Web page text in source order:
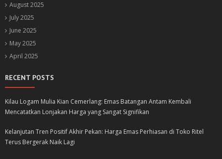
August 2025
July 2025
June 2025
May 2025
April 2025
RECENT POSTS
Kilau Logam Mulia Kian Cemerlang: Emas Batangan Antam Kembali
Mencatatkan Lonjakan Harga yang Sangat Signifikan
Kelanjutan Tren Positif Akhir Pekan: Harga Emas Perhiasan di Toko Ritel
Terus Bergerak Naik Lagi